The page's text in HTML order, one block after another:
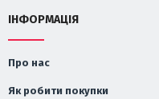
ІНФОРМАЦІЯ
Про нас
Як робити покупки